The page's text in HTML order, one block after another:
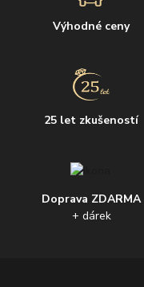
Výhodné ceny
25 let zkušeností
Doprava ZDARMA
+ dárek